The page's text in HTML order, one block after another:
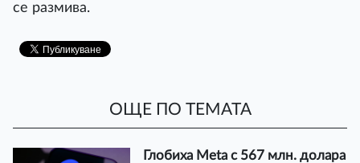
се размива.
ОЩЕ ПО ТЕМАТА
Глобиха Meta с 567 млн. долара